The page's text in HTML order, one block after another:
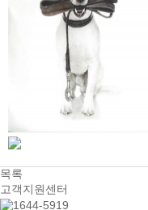
목록
고객지원센터